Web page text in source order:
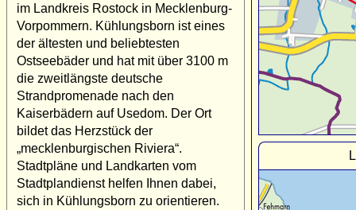
im Landkreis Rostock in Mecklenburg-
Vorpommern. Kühlungsborn ist eines
der ältesten und beliebtesten
Ostseebäder und hat mit über 3100 m
die zweitlängste deutsche
Strandpromenade nach den
Kaiserbädern auf Usedom. Der Ort
bildet das Herzstück der
„mecklenburgischen Riviera“.
Stadtpläne und Landkarten vom
Stadtplandienst helfen Ihnen dabei,
sich in Kühlungsborn zu orientieren.